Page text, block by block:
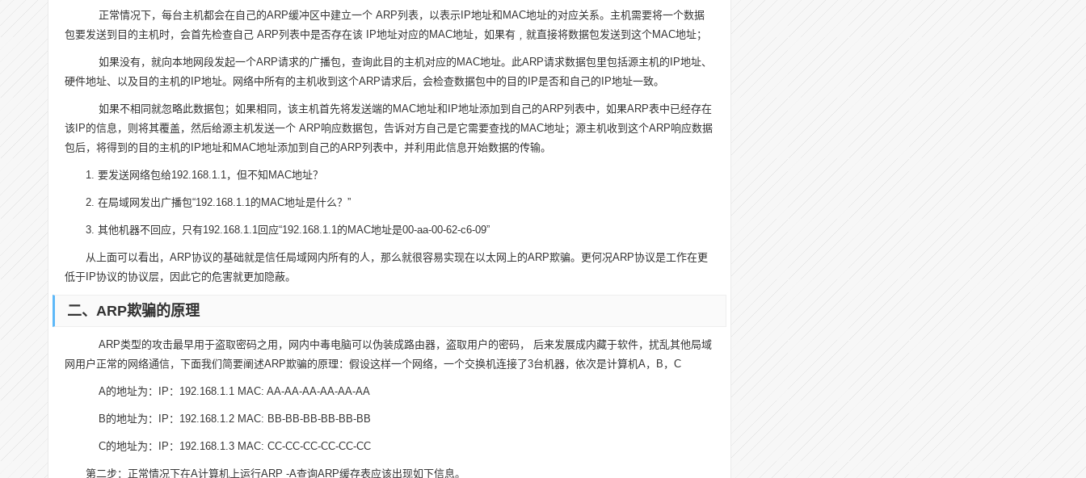
正常情况下，每台主机都会在自己的ARP缓冲区中建立一个 ARP列表，以表示IP地址和MAC地址的对应关系。主机需要将一个数据
包要发送到目的主机时，会首先检查自己 ARP列表中是否存在该 IP地址对应的MAC地址，如果有﹐就直接将数据包发送到这个MAC地址；
如果没有，就向本地网段发起一个ARP请求的广播包，查询此目的主机对应的MAC地址。此ARP请求数据包里包括源主机的IP地址、
硬件地址、以及目的主机的IP地址。网络中所有的主机收到这个ARP请求后，会检查数据包中的目的IP是否和自己的IP地址一致。
如果不相同就忽略此数据包；如果相同，该主机首先将发送端的MAC地址和IP地址添加到自己的ARP列表中，如果ARP表中已经存在
该IP的信息，则将其覆盖，然后给源主机发送一个 ARP响应数据包，告诉对方自己是它需要查找的MAC地址；源主机收到这个ARP响应数据
包后，将得到的目的主机的IP地址和MAC地址添加到自己的ARP列表中，并利用此信息开始数据的传输。
1. 要发送网络包给192.168.1.1，但不知MAC地址？
2. 在局域网发出广播包“192.168.1.1的MAC地址是什么？”
3. 其他机器不回应，只有192.168.1.1回应“192.168.1.1的MAC地址是00-aa-00-62-c6-09”
从上面可以看出，ARP协议的基础就是信任局域网内所有的人，那么就很容易实现在以太网上的ARP欺骗。更何况ARP协议是工作在更
低于IP协议的协议层，因此它的危害就更加隐蔽。
二、ARP欺骗的原理
ARP类型的攻击最早用于盗取密码之用，网内中毒电脑可以伪装成路由器，盗取用户的密码， 后来发展成内藏于软件，扰乱其他局域
网用户正常的网络通信，下面我们简要阐述ARP欺骗的原理：假设这样一个网络，一个交换机连接了3台机器，依次是计算机A，B，C
A的地址为：IP：192.168.1.1 MAC: AA-AA-AA-AA-AA-AA
B的地址为：IP：192.168.1.2 MAC: BB-BB-BB-BB-BB-BB
C的地址为：IP：192.168.1.3 MAC: CC-CC-CC-CC-CC-CC
第二步：正常情况下在A计算机上运行ARP -A查询ARP缓存表应该出现如下信息。